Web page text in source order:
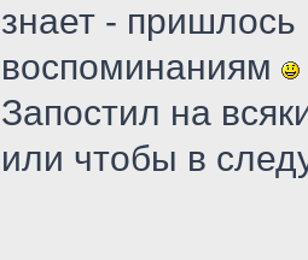
знает -
воспоминаниям
Запостил на
или чтобы в